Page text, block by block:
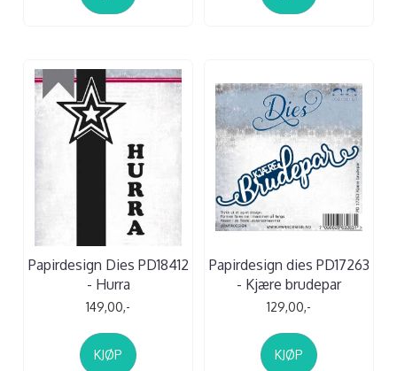
Papirdesign Dies PD18412
- Hurra
149,00,-
KJØP
Papirdesign dies PD17263
- Kjære brudepar
129,00,-
KJØP